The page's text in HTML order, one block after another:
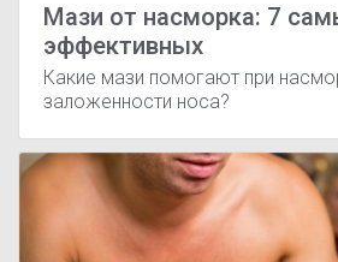
Мази от насморка: 7
эффективных
Какие мази помогают при
заложенности носа?